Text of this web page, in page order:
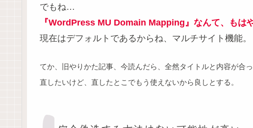
でもね…
『WordPress MU Domain Mapping』なんて、もは
現在はデフォルトであるからね、マルチサイト機能。
てか、旧やりかた記事、今読んだら、全然タイトルと内容が合
直したいけど、直したとこでもう使えないから良しとする。